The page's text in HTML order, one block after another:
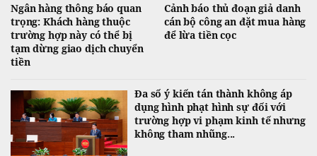
Ngân hàng thông báo quan
trọng: Khách hàng thuộc
trường hợp này có thể bị
tạm dừng giao dịch chuyển
tiền
Cảnh báo thủ đoạn giả danh
cán bộ công an đặt mua hàng
để lừa tiền cọc
Đa số ý kiến tán thành không áp
dụng hình phạt hình sự đối với
trường hợp vi phạm kinh tế nhưng
không tham nhũng...